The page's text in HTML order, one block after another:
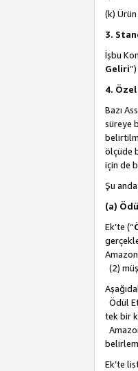
(k)
3.
İşbu
Geliri
4.
Bazı
süreye
ölçüde
için de
Şu
(a)
Ek’te (“
(2)
Ödül
tek bir
Ek’te